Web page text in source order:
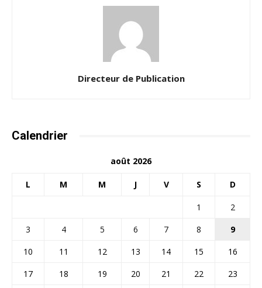
Directeur de Publication
Calendrier
août 2026
L M M J V S D
1
2
3
4 5 6 7 8
9
10
11 12 13 14 15
16
17
18 19 20 21 22
23